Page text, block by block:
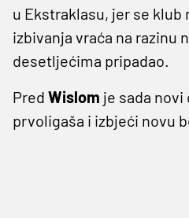
u Ekstraklasu, jer se
izbivanja vraća na razinu
desetljećima pripadao.
Pred Wislom je sada
prvoligaša i izbjeći novu